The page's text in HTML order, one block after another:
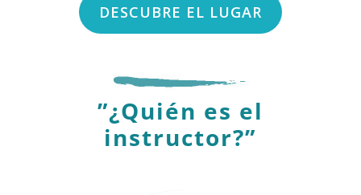
DESCUBRE EL LUGAR
”¿Quién es el
instructor?”